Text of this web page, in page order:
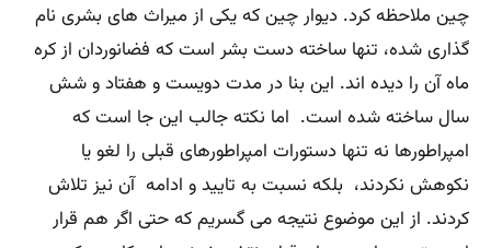
چین ملاحظه کرد. دیوار چین که یکی از میراث های بشری نام
گذاری شده، تنها ساخته دست بشر است که فضانوردان از کره
ماه آن را دیده اند. این بنا در مدت دویست و هفتاد و شش
سال ساخته شده است. اما نکته جالب این جا است که
امپراطورها نه تنها دستورات امپراطورهای قبلی را لغو یا
نکوهش نکردند، بلکه نسبت به تایید و ادامه آن نیز تلاش
کردند. از این موضوع نتیجه می گسریم که حتی اگر هم قرار